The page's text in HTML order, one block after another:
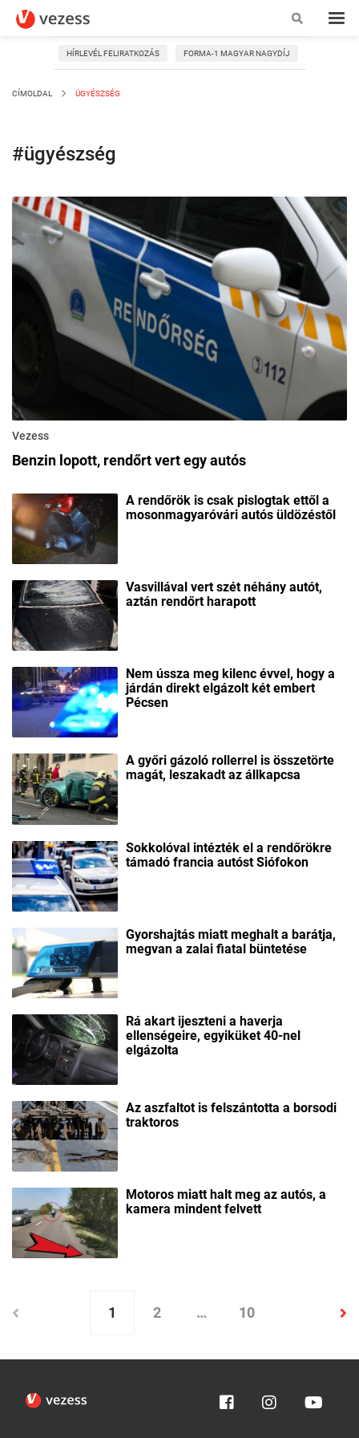
HÍRLEVÉL FELIRATKOZÁS FORMA-1 MAGYAR NAGYDÍJ
CÍMOLDAL ÜGYÉSZSÉG
#ügyészség
Vezess
Benzin lopott, rendőrt vert egy autós
A rendőrök is csak pislogtak ettől a
mosonmagyaróvári autós üldözéstől
Vasvillával vert szét néhány autót,
aztán rendőrt harapott
Nem ússza meg kilenc évvel, hogy a
járdán direkt elgázolt két embert
Pécsen
A győri gázoló rollerrel is összetörte
magát, leszakadt az állkapcsa
Sokkolóval intézték el a rendőrökre
támadó francia autóst Siófokon
Gyorshajtás miatt meghalt a barátja,
megvan a zalai fiatal büntetése
Rá akart ijeszteni a haverja
ellenségeire, egyiküket 40-nel
elgázolta
Az aszfaltot is felszántotta a borsodi
traktoros
Motoros miatt halt meg az autós, a
kamera mindent felvett
1 2 … 10